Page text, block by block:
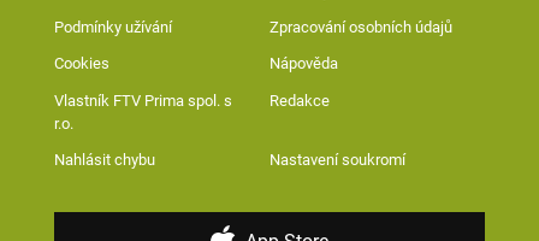
Podmínky užívání Zpracování osobních údajů
Cookies Nápověda
Vlastník FTV Prima spol. s
r.o.
Redakce
Nahlásit chybu Nastavení soukromí